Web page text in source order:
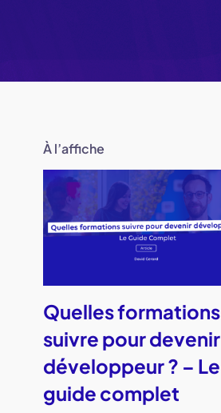
À l’affiche
Quelles formations
suivre pour devenir
développeur ? – Le
guide complet